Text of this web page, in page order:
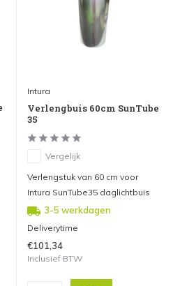
Intura
Verlengbuis 60cm SunTube
35
Vergelijk
Verlengstuk van 60 cm voor
Intura SunTube35 daglichtbuis
3-5 werkdagen
Deliverytime
€101,34
Inclusief BTW